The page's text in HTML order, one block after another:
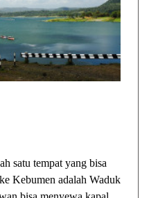
satu tempat yang bisa
Kebumen adalah Waduk